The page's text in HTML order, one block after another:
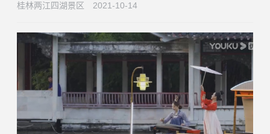
桂林两江四湖景区 2021-10-14